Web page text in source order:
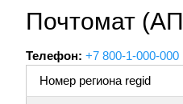
Почтомат
Телефон: +7 800-1-000-000
Номер региона regid